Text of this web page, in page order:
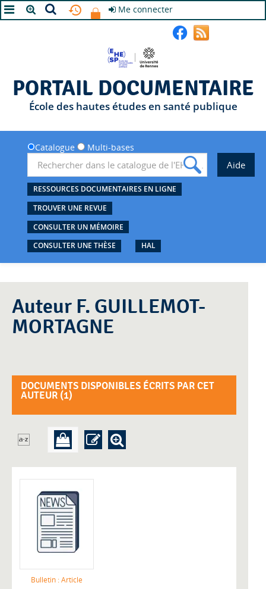
Me connecter
PORTAIL DOCUMENTAIRE
École des hautes études en santé publique
Catalogue Multi-bases
RESSOURCES DOCUMENTAIRES EN LIGNE
TROUVER UNE REVUE
CONSULTER UN MÉMOIRE
CONSULTER UNE THÈSE
HAL
Auteur F. GUILLEMOT-
MORTAGNE
DOCUMENTS DISPONIBLES ÉCRITS PAR CET
AUTEUR (1)
Bulletin : Article